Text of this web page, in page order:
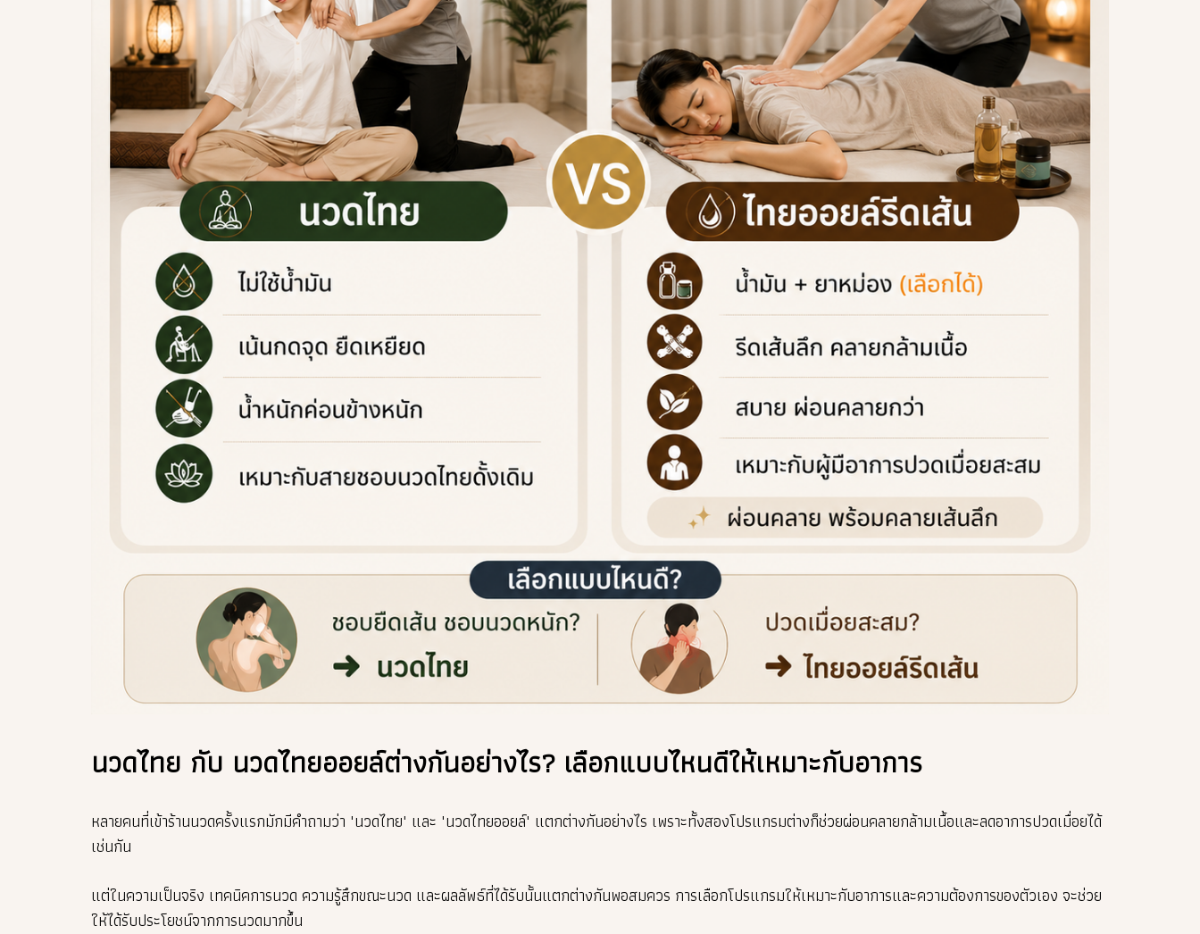
นวดไทย กับ นวดไทยออยล์ต่างกันอย่างไร? เลือกแบบไหนดีให้เหมาะกับอาการ
หลายคนที่เข้าร้านนวดครั้งแรกมักมีคำถามว่า "นวดไทย" และ "นวดไทยออยล์" แตกต่างกันอย่างไร เพราะทั้งสองโปรแกรมต่างก็ช่วยผ่อนคลายกล้ามเนื้อและลดอาการปวดเมื่อยได้
เช่นกัน
แต่ในความเป็นจริง เทคนิคการนวด ความรู้สึกขณะนวด และผลลัพธ์ที่ได้รับนั้นแตกต่างกันพอสมควร การเลือกโปรแกรมให้เหมาะกับอาการและความต้องการของตัวเอง จะช่วย
ให้ได้รับประโยชน์จากการนวดมากขึ้น